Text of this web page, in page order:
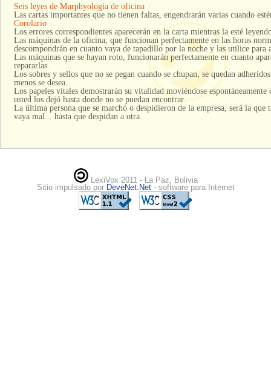
Seis leyes de Murphyología de oficina
Las cartas importantes que no tienen faltas, engendrarán varias cuando
Corolario
Los errores correspondientes aparecerán en la carta mientras la esté
Las máquinas de la oficina, que funcionan perfectamente en las horas
descompondrán en cuanto vaya de tapadillo por la noche y las utilice para
Las máquinas que se hayan roto, funcionarán perfectamente en cuanto
repararlas.
Los sobres y sellos que no se pegan cuando se chupan, se quedan
menos se desea.
Los papeles vitales demostrarán su vitalidad moviéndose espontáneamente
usted los dejó hasta donde no se puedan encontrar.
La última persona que se marchó o despidieron de la empresa, será la que
vaya mal... hasta que despidan a otra.
LexiVox 2011 - La Paz, Bolivia
Sitio impulsado por DeveNet.Net - software para Internet